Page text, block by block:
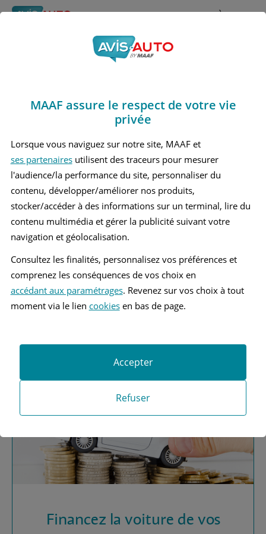
Rechercher À propos
Obtenir un devis d'assurance auto MAAF
Avis Alfa romeo
Marques>Alfa romeo > Sportwagon
ALFA ROMEO SPORTWAGON 1 BREAK
Vous recherchez une
Obtenez vos devis MAAF
Financez la voiture de vos
MAAF assure le respect de votre vie
privée
Lorsque vous naviguez sur notre site, MAAF et
ses partenairesutilisent des traceurs pour mesurer
l'audience/la performance du site, personnaliser du
contenu, développer/améliorer nos produits,
stocker/accéder à des informations sur un terminal, lire du
contenu multimédia et gérer la publicité suivant votre
navigation et géolocalisation.
Consultez les finalités, personnalisez vos préférences et
comprenez les conséquences de vos choix en
accédant aux paramétrages. Revenez sur vos choix à tout
moment via le lien cookiesen bas de page.
Refuser
Accepter